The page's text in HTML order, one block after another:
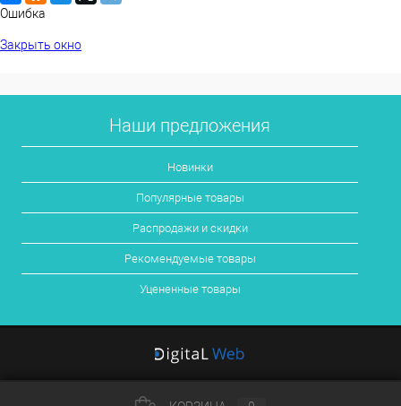
Ошибка
Закрыть окно
Наши предложения
Новинки
Популярные товары
Распродажи и скидки
Рекомендуемые товары
Уцененные товары